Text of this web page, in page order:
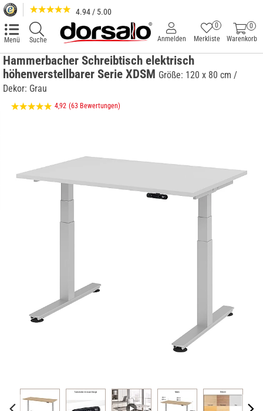
4.94 / 5.00
Menü Suche
0
Warenkorb
Merkliste
0
Anmelden
Hammerbacher Schreibtisch elektrisch
höhenverstellbarer Serie XDSM Größe: 120 x 80 cm /
Dekor: Grau
4,92 (63 Bewertungen)